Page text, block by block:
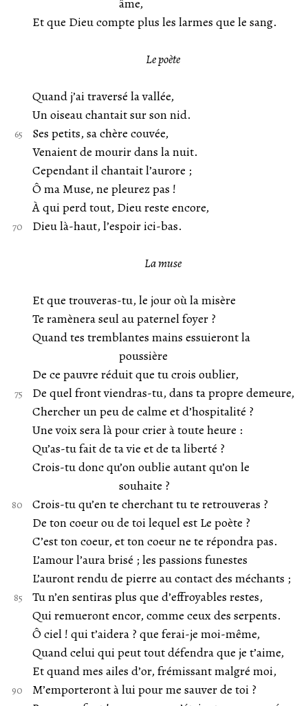
âme,
Et que Dieu compte plus les larmes que le sang.
Le poète
Quand j’ai traversé la vallée,
Un oiseau chantait sur son nid.
Ses petits, sa chère couvée,
Venaient de mourir dans la nuit.
Cependant il chantait l’aurore ;
Ô ma Muse, ne pleurez pas !
À qui perd tout, Dieu reste encore,
Dieu là-haut, l’espoir ici-bas.
La muse
Et que trouveras-tu, le jour où la misère
Te ramènera seul au paternel foyer ?
Quand tes tremblantes mains essuieront la
poussière
De ce pauvre réduit que tu crois oublier,
De quel front viendras-tu, dans ta propre demeure,
Chercher un peu de calme et d’hospitalité ?
Une voix sera là pour crier à toute heure :
Qu’as-tu fait de ta vie et de ta liberté ?
Crois-tu donc qu’on oublie autant qu’on le
souhaite ?
Crois-tu qu’en te cherchant tu te retrouveras ?
De ton coeur ou de toi lequel est Le poète ?
C’est ton coeur, et ton coeur ne te répondra pas.
L’amour l’aura brisé ; les passions funestes
L’auront rendu de pierre au contact des méchants ;
Tu n’en sentiras plus que d’effroyables restes,
Qui remueront encor, comme ceux des serpents.
Ô ciel ! qui t’aidera ? que ferai-je moi-même,
Quand celui qui peut tout défendra que je t’aime,
Et quand mes ailes d’or, frémissant malgré moi,
M’emporteront à lui pour me sauver de toi ?